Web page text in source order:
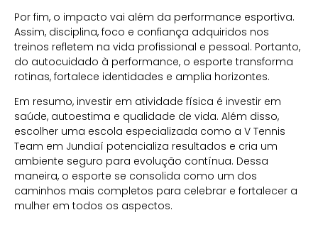
Por fim, o impacto vai além da performance esportiva.
Assim, disciplina, foco e confiança adquiridos nos
treinos refletem na vida profissional e pessoal. Portanto,
do autocuidado à performance, o esporte transforma
rotinas, fortalece identidades e amplia horizontes.
Em resumo, investir em atividade física é investir em
saúde, autoestima e qualidade de vida. Além disso,
escolher uma escola especializada como a V Tennis
Team em Jundiaí potencializa resultados e cria um
ambiente seguro para evolução contínua. Dessa
maneira, o esporte se consolida como um dos
caminhos mais completos para celebrar e fortalecer a
mulher em todos os aspectos.